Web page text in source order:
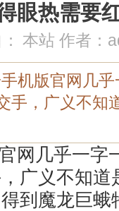
眼热需要
本站 作者：
机版官网几
手，广义不知
网几乎一字
广义不知道
到魔龙巨蛾